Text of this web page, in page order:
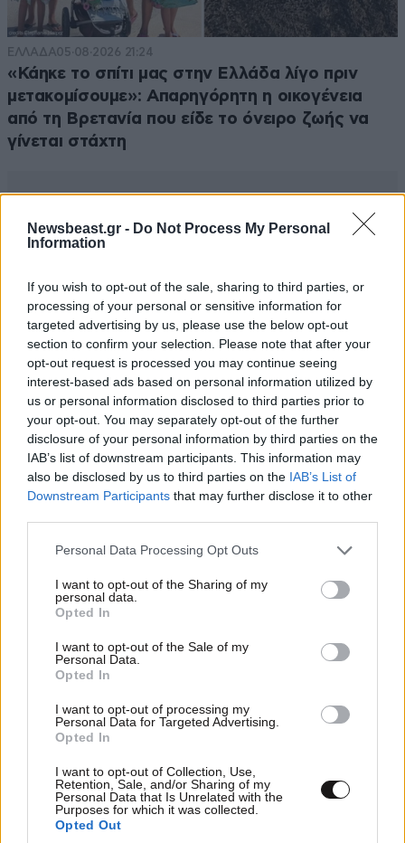
Newsbeast.gr - Do Not Process My Personal
Information
If you wish to opt-out of the sale, sharing to third parties, or
processing of your personal or sensitive information for
targeted advertising by us, please use the below opt-out
section to confirm your selection. Please note that after your
opt-out request is processed you may continue seeing
interest-based ads based on personal information utilized by
us or personal information disclosed to third parties prior to
your opt-out. You may separately opt-out of the further
disclosure of your personal information by third parties on the
IAB’s list of downstream participants. This information may
also be disclosed by us to third parties on the IAB’s List of
Downstream Participants that may further disclose it to other
Please note that this website/app uses one or more Google
not limited to your visit or usage behaviour. You may click to
grant or deny consent to Google and its third-party tags to
use your data for below specified purposes in below Google
consent section.
Personal Data Processing Opt Outs
I want to opt-out of the Sharing of my
personal data.
Opted In
I want to opt-out of the Sale of my
Personal Data.
Opted In
I want to opt-out of processing my
Personal Data for Targeted Advertising.
Opted In
I want to opt-out of Collection, Use,
Retention, Sale, and/or Sharing of my
Personal Data that Is Unrelated with the
Purposes for which it was collected.
Opted Out
ΕΛΛΑΔΑ05·08·2026 21:24
«Κάηκε το σπίτι μας στην Ελλάδα λίγο πριν
μετακομίσουμε»: Απαρηγόρητη η οικογένεια
από τη Βρετανία που είδε το όνειρο ζωής να
γίνεται στάχτη